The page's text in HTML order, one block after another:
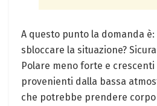
A questo punto la domanda
sbloccare la situazione?
Polare meno forte e
provenienti dalla bassa
che potrebbe prendere